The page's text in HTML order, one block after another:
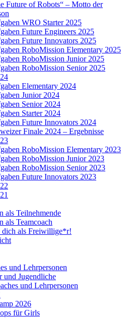
Future of Robots“ – Motto der
WRO Starter 2025
Future Engineers 2025
Future Innovators 2025
RoboMission Elementary 2025
RoboMission Junior 2025
RoboMission Senior 2025
Elementary 2024
Junior 2024
Senior 2024
Starter 2024
Future Innovators 2024
Finale 2024 – Ergebnisse
RoboMission Elementary 2023
RoboMission Junior 2023
RoboMission Senior 2023
Future Innovators 2023
als Teilnehmende
als Teamcoach
dich als Freiwillige*r!
und Lehrpersonen
und Jugendliche
und Lehrpersonen
2026
für Girls